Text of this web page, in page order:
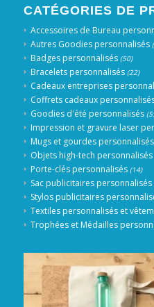
CATÉGORIES DE
Accessoires de Bureau
Autres Goodies personnalisés
Badges personnalisés (50)
Bracelets personnalisés (22)
Cadeaux entreprises
Coffrets cadeaux
Goodies d'été personnalisés
Impression et gravure laser
Mugs et gourdes personnalisés
Objets high-tech personnalisés
Porte-clés personnalisés (14)
Sac publicitaires personnalisés
Stylos publicitaires
Textiles personnalisés et
Trophées et Médailles